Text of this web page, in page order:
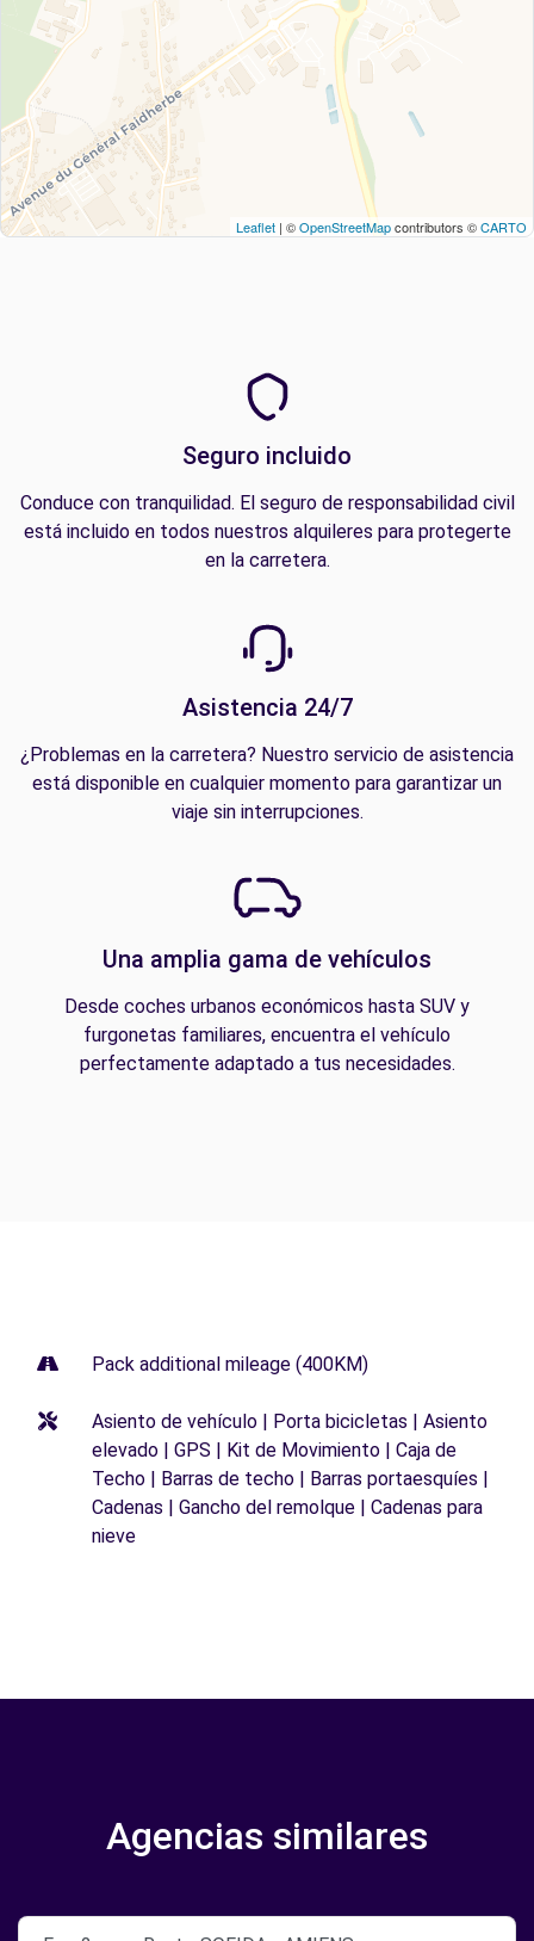
Leaflet | ©OpenStreetMapcontributors ©CARTO
Seguro incluido
Conduce con tranquilidad. El seguro de responsabilidad civil
está incluido en todos nuestros alquileres para protegerte
en la carretera.
Asistencia 24/7
¿Problemas en la carretera? Nuestro servicio de asistencia
está disponible en cualquier momento para garantizar un
viaje sin interrupciones.
Una amplia gama de vehículos
Desde coches urbanos económicos hasta SUV y
furgonetas familiares, encuentra el vehículo
perfectamente adaptado a tus necesidades.
Pack additional mileage (400KM)
Asiento de vehículo | Porta bicicletas | Asiento
elevado | GPS | Kit de Movimiento | Caja de
Techo | Barras de techo | Barras portaesquíes |
Cadenas | Gancho del remolque | Cadenas para
nieve
Agencias similares